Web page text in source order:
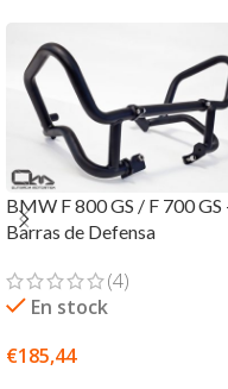
BMW F 800 GS / F 700 GS
Barras de Defensa
(4)
En stock
€185,44